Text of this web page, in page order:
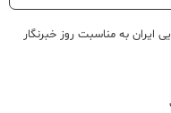
ایران به مناسبت روز خبرنگار